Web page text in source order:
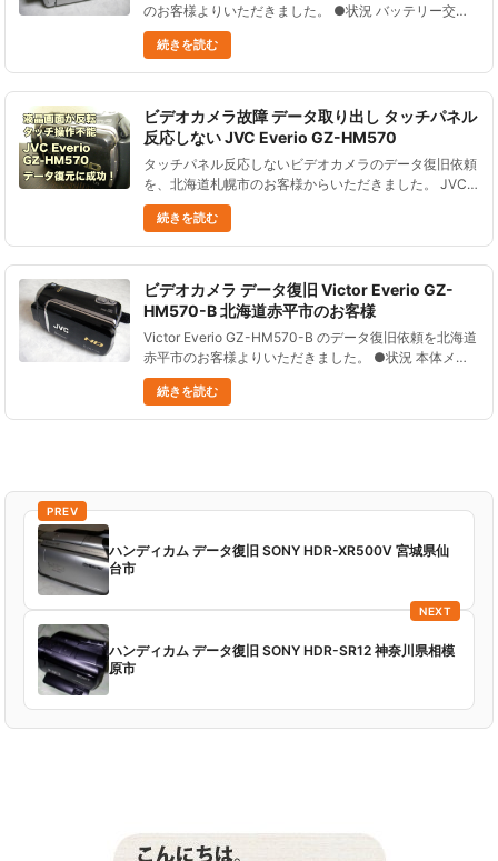
のお客様よりいただきました。 ●状況 バッテリー交換
したら 「ハードディスクの不具合が生じました。修正
しますか？」という メッセージが出たので 「ＯＫ」を
押し......
続きを読む
ビデオカメラ故障 データ取り出し タッチパネル
反応しない JVC Everio GZ-HM570
タッチパネル反応しないビデオカメラのデータ復旧依頼
を、北海道札幌市のお客様からいただきました。 JVC
Everio GZ-HM570は、2010年2月に発売されたビデオ
カメラです。 64GBの内蔵メモリに記録するモデル......
続きを読む
ビデオカメラ データ復旧 Victor Everio GZ-
HM570-B 北海道赤平市のお客様
Victor Everio GZ-HM570-B のデータ復旧依頼を北海道
赤平市のお客様よりいただきました。 ●状況 本体メモ
リがいっぱいになったので、ＳＤカードに動画を撮影し
た。が、操作ミスで本体のデータをすべて削除し......
続きを読む
PREV
ハンディカム データ復旧 SONY HDR-XR500V 宮城県仙
台市
NEXT
ハンディカム データ復旧 SONY HDR-SR12 神奈川県相模
原市